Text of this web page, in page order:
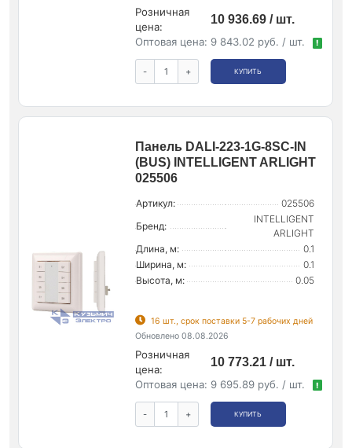
Розничная
цена:
10 936.69 / шт.
Оптовая цена: 9 843.02 руб. / шт. !
- + КУПИТЬ
Панель DALI-223-1G-8SC-IN
(BUS) INTELLIGENT ARLIGHT
025506
Артикул:
025506
Бренд:
INTELLIGENT
ARLIGHT
Длина, м:
0.1
Ширина, м:
0.1
Высота, м:
0.05
16 шт., срок поставки 5-7 рабочих дней
Обновлено 08.08.2026
Розничная
цена:
10 773.21 / шт.
Оптовая цена: 9 695.89 руб. / шт. !
- + КУПИТЬ